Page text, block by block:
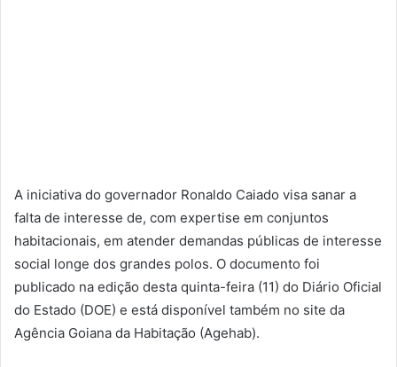
A iniciativa do governador Ronaldo Caiado visa sanar a
falta de interesse de, com expertise em conjuntos
habitacionais, em atender demandas públicas de interesse
social longe dos grandes polos. O documento foi
publicado na edição desta quinta-feira (11) do Diário Oficial
do Estado (DOE) e está disponível também no site da
Agência Goiana da Habitação (Agehab).